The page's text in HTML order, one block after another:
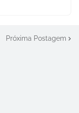
Próxima Postagem